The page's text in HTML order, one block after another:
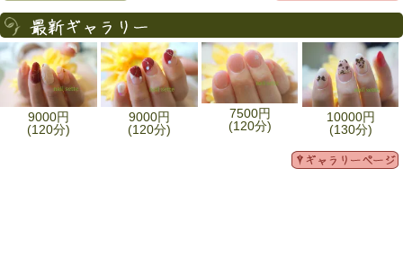
9000円
(120分)
9000円
(120分)
7500円
(120分)
10000円
(130分)